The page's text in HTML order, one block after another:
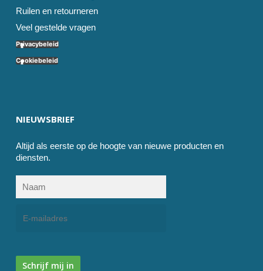
Ruilen en retourneren
Veel gestelde vragen
Privacybeleid
Cookiebeleid
NIEUWSBRIEF
Altijd als eerste op de hoogte van nieuwe producten en
diensten.
Schrijf mij in